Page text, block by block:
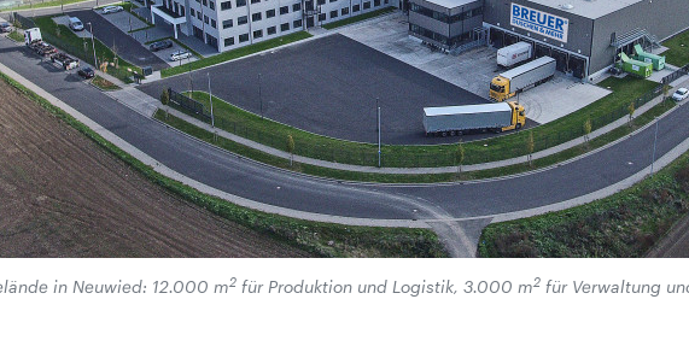
in Neuwied: 12.000 m2 für Produktion und Logistik, 3.000 m2 für Verwaltung